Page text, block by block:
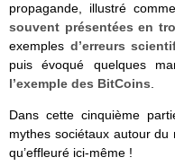
propagande, illustré
souvent présentées en
exemples d’erreurs
puis évoqué quelques
l’exemple des BitCoins
Dans cette cinquième
mythes sociétaux autour
qu’effleuré ici-même !